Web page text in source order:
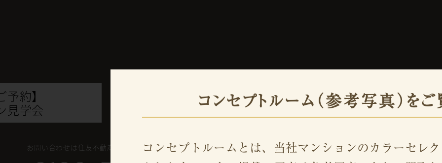
予約】
見学会
資料請求
お問い合わせは住友不動産「シティテラス桜上水」
コンセプトルーム（参考写真）を
コンセプトルームとは、当社マンションのカラーセレ